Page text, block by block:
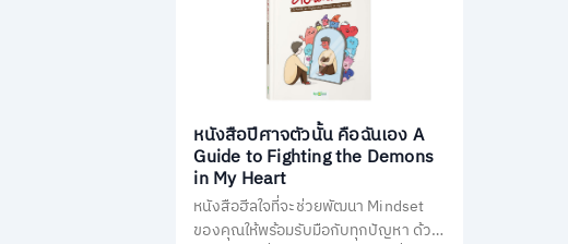
หนังสือปีศาจตัวนั้น คือฉันเอง A
Guide to Fighting the Demons
in My Heart
หนังสือฮีลใจที่จะช่วยพัฒนา Mindset
ของคุณให้พร้อมรับมือกับทุกปัญหา ด้วย